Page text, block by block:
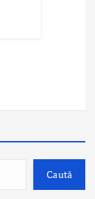
Caută